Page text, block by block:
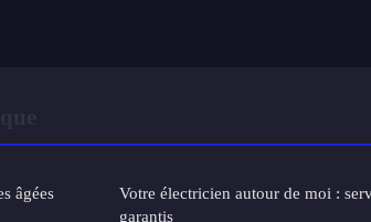
âgées
Votre électricien autour de moi :
garantis